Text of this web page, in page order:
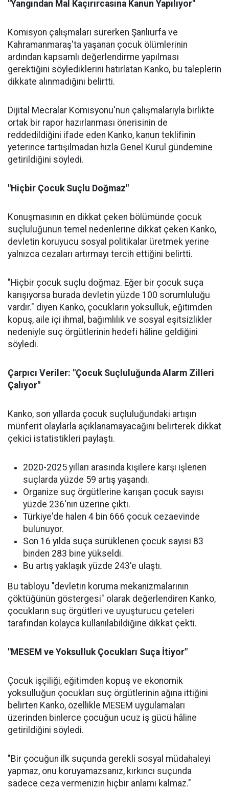
"Yangından Mal Kaçırırcasına Kanun Yapılıyor"
Komisyon çalışmaları sürerken Şanlıurfa ve
Kahramanmaraş'ta yaşanan çocuk ölümlerinin
ardından kapsamlı değerlendirme yapılması
gerektiğini söylediklerini hatırlatan Kanko, bu taleplerin
dikkate alınmadığını belirtti.
Dijital Mecralar Komisyonu'nun çalışmalarıyla birlikte
ortak bir rapor hazırlanması önerisinin de
reddedildiğini ifade eden Kanko, kanun teklifinin
yeterince tartışılmadan hızla Genel Kurul gündemine
getirildiğini söyledi.
"Hiçbir Çocuk Suçlu Doğmaz"
Konuşmasının en dikkat çeken bölümünde çocuk
suçluluğunun temel nedenlerine dikkat çeken Kanko,
devletin koruyucu sosyal politikalar üretmek yerine
yalnızca cezaları artırmayı tercih ettiğini belirtti.
"Hiçbir çocuk suçlu doğmaz. Eğer bir çocuk suça
karışıyorsa burada devletin yüzde 100 sorumluluğu
vardır." diyen Kanko, çocukların yoksulluk, eğitimden
kopuş, aile içi ihmal, bağımlılık ve sosyal eşitsizlikler
nedeniyle suç örgütlerinin hedefi hâline geldiğini
söyledi.
Çarpıcı Veriler: "Çocuk Suçluluğunda Alarm Zilleri
Çalıyor"
Kanko, son yıllarda çocuk suçluluğundaki artışın
münferit olaylarla açıklanamayacağını belirterek dikkat
çekici istatistikleri paylaştı.
2020-2025 yılları arasında kişilere karşı işlenen
suçlarda yüzde 59 artış yaşandı.
Organize suç örgütlerine karışan çocuk sayısı
yüzde 236'nın üzerine çıktı.
Türkiye'de halen 4 bin 666 çocuk cezaevinde
bulunuyor.
Son 16 yılda suça sürüklenen çocuk sayısı 83
binden 283 bine yükseldi.
Bu artış yaklaşık yüzde 243'e ulaştı.
Bu tabloyu "devletin koruma mekanizmalarının
çöktüğünün göstergesi" olarak değerlendiren Kanko,
çocukların suç örgütleri ve uyuşturucu çeteleri
tarafından kolayca kullanılabildiğine dikkat çekti.
"MESEM ve Yoksulluk Çocukları Suça İtiyor"
Çocuk işçiliği, eğitimden kopuş ve ekonomik
yoksulluğun çocukları suç örgütlerinin ağına ittiğini
belirten Kanko, özellikle MESEM uygulamaları
üzerinden binlerce çocuğun ucuz iş gücü hâline
getirildiğini söyledi.
"Bir çocuğun ilk suçunda gerekli sosyal müdahaleyi
yapmaz, onu koruyamazsanız, kırkıncı suçunda
sadece ceza vermenizin hiçbir anlamı kalmaz."